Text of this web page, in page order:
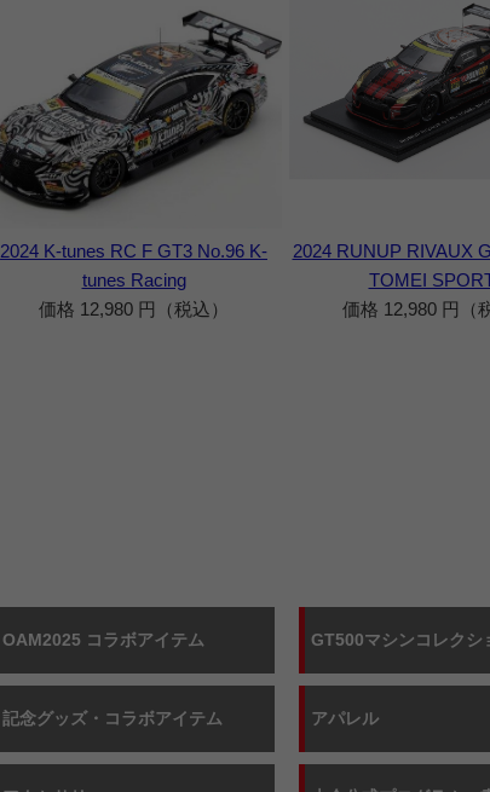
2024 K-tunes RC F GT3 No.96 K-
tunes Racing
価格 12,980 円（税込）
2024 RUNUP RIVAUX
TOMEI
価格 12,980 円（
OAM2025 コラボアイテム GT500マシンコレクシ
記念グッズ・ コラボアイテム アパレル